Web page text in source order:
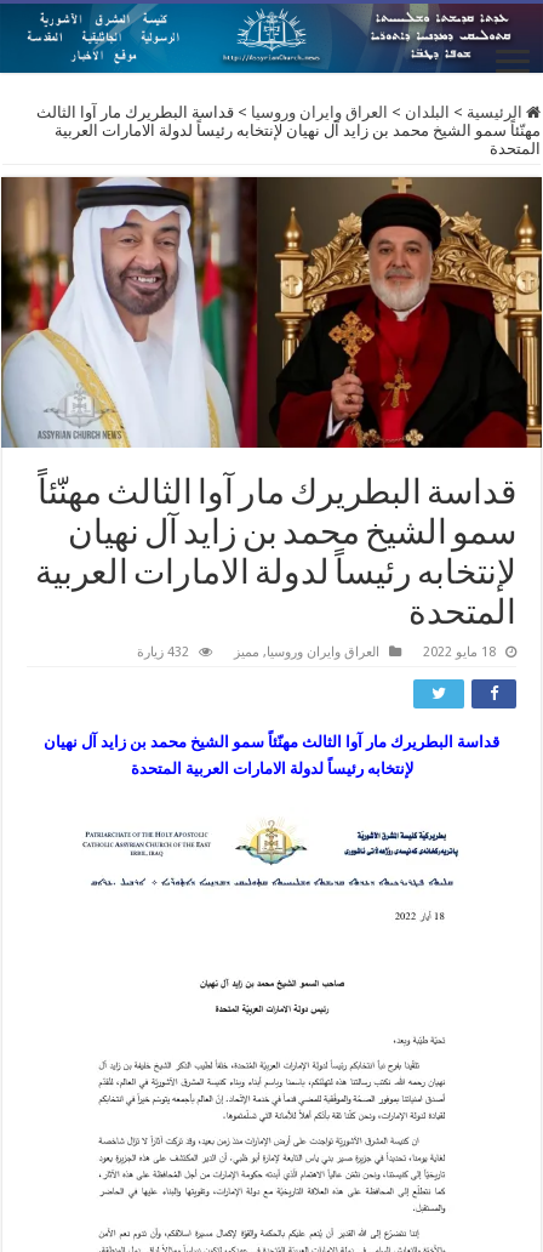
الرئيسية > البلدان > العراق وايران وروسيا > قداسة البطريرك مار آوا الثالث
مهنّئاً سمو الشيخ محمد بن زايد آل نهيان لإنتخابه رئيساً لدولة الامارات العربية
المتحدة
قداسة البطريرك مار آوا الثالث مهنّئاً
سمو الشيخ محمد بن زايد آل نهيان
لإنتخابه رئيساً لدولة الامارات العربية
المتحدة
18 مايو 2022 العراق وايران وروسيا, مميز 432 زيارة
قداسة البطريرك مار آوا الثالث مهنّئاً سمو الشيخ محمد بن زايد آل نهيان
لإنتخابه رئيساً لدولة الامارات العربية المتحدة